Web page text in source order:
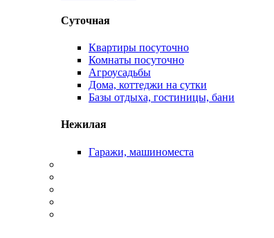
Суточная
Квартиры посуточно
Комнаты посуточно
Агроусадьбы
Дома, коттеджи на сутки
Базы отдыха, гостиницы, бани
Нежилая
Гаражи, машиноместа